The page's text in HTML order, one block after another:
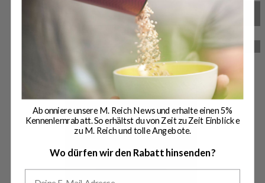
BitterStoffKapseln – das neue Produkt von M.
Reich
Reformprodukt des Jahres 2024
Zum Magazin
Abonniere unsere M. Reich News und erhalte einen 5%
Kennenlernrabatt. So erhältst du von Zeit zu Zeit Einblicke
zu M. Reich und tolle Angebote.
Wo dürfen wir den Rabatt hinsenden?